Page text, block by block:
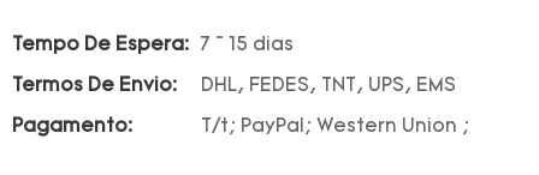
Tempo De Espera: 7 ~ 15 dias
Termos De Envio: DHL, FEDES, TNT, UPS, EMS
Pagamento: T/t; PayPal; Western Union ;